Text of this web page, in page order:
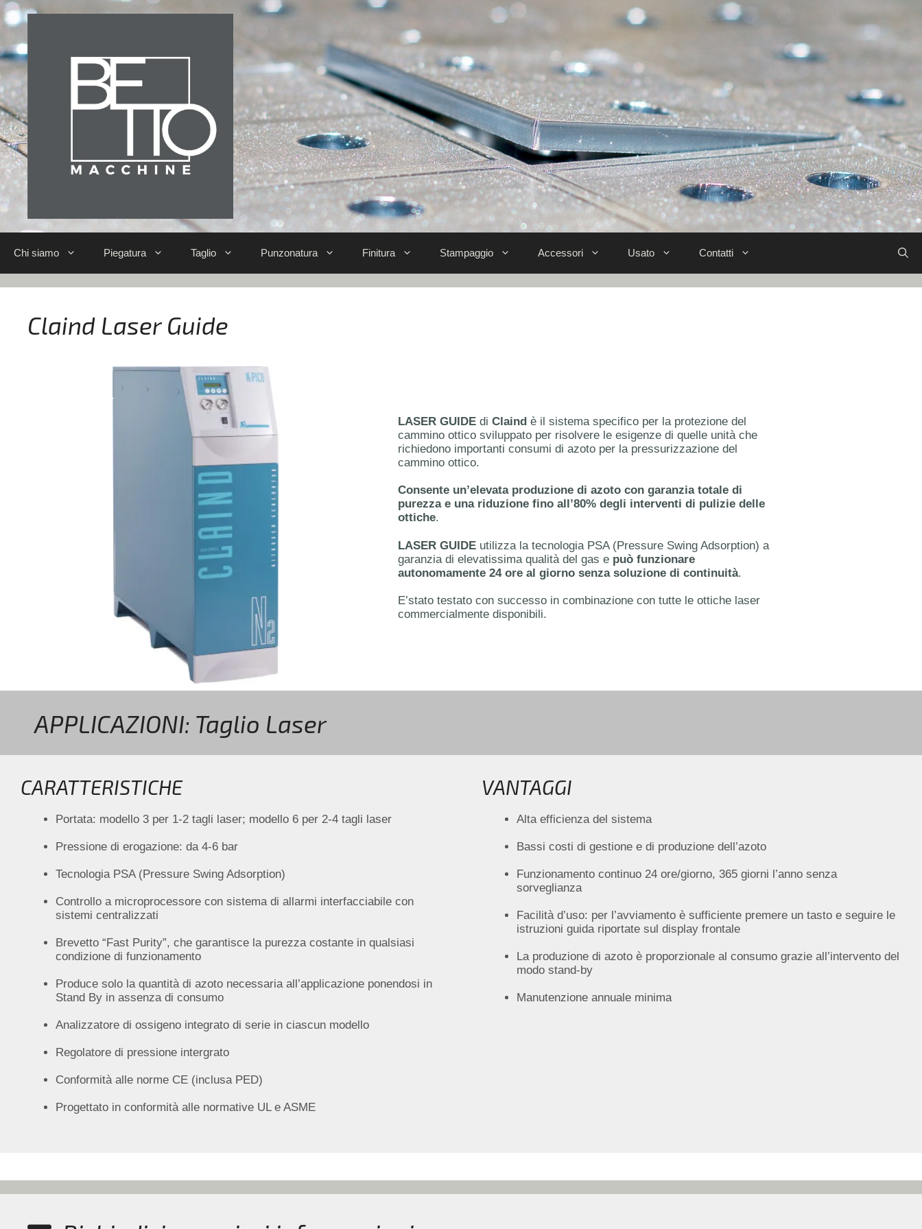
Chi siamo Piegatura Taglio Punzonatura Finitura Stampaggio Accessori Usato Contatti
Claind Laser Guide
LASER GUIDE di Claind è il sistema specifico per la protezione del
cammino ottico sviluppato per risolvere le esigenze di quelle unità che
richiedono importanti consumi di azoto per la pressurizzazione del
cammino ottico.
Consente un’elevata produzione di azoto con garanzia totale di
purezza e una riduzione fino all’80% degli interventi di pulizie delle
ottiche.
LASER GUIDE utilizza la tecnologia PSA (Pressure Swing Adsorption) a
garanzia di elevatissima qualità del gas e può funzionare
autonomamente 24 ore al giorno senza soluzione di continuità.
E’stato testato con successo in combinazione con tutte le ottiche laser
commercialmente disponibili.
APPLICAZIONI: Taglio Laser
CARATTERISTICHE
Portata: modello 3 per 1-2 tagli laser; modello 6 per 2-4 tagli laser
Pressione di erogazione: da 4-6 bar
Tecnologia PSA (Pressure Swing Adsorption)
Controllo a microprocessore con sistema di allarmi interfacciabile con
sistemi centralizzati
Brevetto “Fast Purity”, che garantisce la purezza costante in qualsiasi
condizione di funzionamento
Produce solo la quantità di azoto necessaria all’applicazione ponendosi in
Stand By in assenza di consumo
Analizzatore di ossigeno integrato di serie in ciascun modello
Regolatore di pressione intergrato
Conformità alle norme CE (inclusa PED)
Progettato in conformità alle normative UL e ASME
VANTAGGI
Alta efficienza del sistema
Bassi costi di gestione e di produzione dell’azoto
Funzionamento continuo 24 ore/giorno, 365 giorni l’anno senza
sorveglianza
Facilità d’uso: per l’avviamento è sufficiente premere un tasto e seguire le
istruzioni guida riportate sul display frontale
La produzione di azoto è proporzionale al consumo grazie all’intervento del
modo stand-by
Manutenzione annuale minima